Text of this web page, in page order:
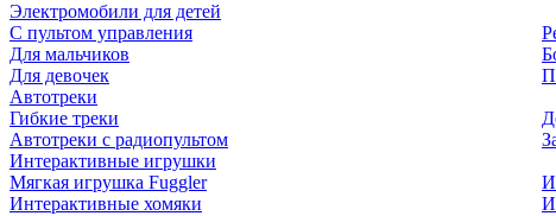
Электромобили для детей
С пультом управления
Для мальчиков
Для девочек
Автотреки
Гибкие треки
Автотреки с радиопультом
Интерактивные игрушки
Мягкая игрушка Fuggler
Интерактивные хомяки